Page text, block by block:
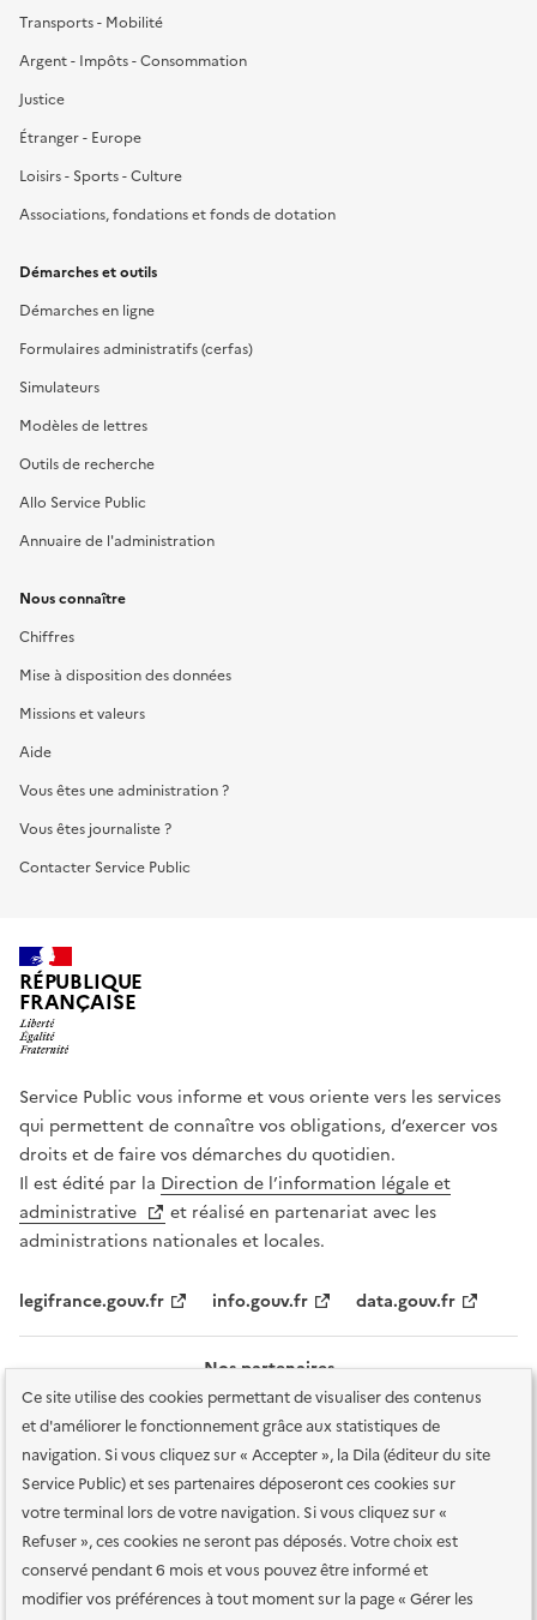
Ce site utilise des cookies permettant de visualiser des contenus
et d'améliorer le fonctionnement grâce aux statistiques de
navigation. Si vous cliquez sur « Accepter », la Dila (éditeur du site
Service Public) et ses partenaires déposeront ces cookies sur
votre terminal lors de votre navigation. Si vous cliquez sur «
Refuser », ces cookies ne seront pas déposés. Votre choix est
conservé pendant 6 mois et vous pouvez être informé et
modifier vos préférences à tout moment sur la page « Gérer les
Transports - Mobilité
Argent - Impôts - Consommation
Justice
Étranger - Europe
Loisirs - Sports - Culture
Associations, fondations et fonds de dotation
Démarches et outils
Démarches en ligne
Formulaires administratifs (cerfas)
Simulateurs
Modèles de lettres
Outils de recherche
Allo Service Public
Annuaire de l'administration
Nous connaître
Chiffres
Mise à disposition des données
Missions et valeurs
Aide
Vous êtes une administration ?
Vous êtes journaliste ?
Contacter Service Public
RÉPUBLIQUE
FRANÇAISE
Service Public vous informe et vous oriente vers les services
qui permettent de connaître vos obligations, d’exercer vos
droits et de faire vos démarches du quotidien.
Il est édité par la Direction de l’information légale et
administrative
et réalisé en partenariat avec les
administrations nationales et locales.
legifrance.gouv.fr info.gouv.fr data.gouv.fr
Nos partenaires
Plan du site Accessibilité : totalement conforme
Accessibilité des
services en ligne Mentions légales Données personnelles et sécurité
Conditions générales d'utilisation Gestion des cookies